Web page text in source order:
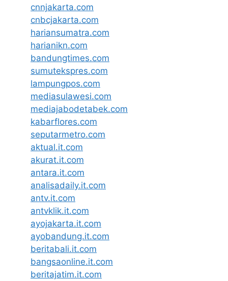
cnnjakarta.com
cnbcjakarta.com
hariansumatra.com
harianikn.com
bandungtimes.com
sumutekspres.com
lampungpos.com
mediasulawesi.com
mediajabodetabek.com
kabarflores.com
seputarmetro.com
aktual.it.com
akurat.it.com
antara.it.com
analisadaily.it.com
antv.it.com
antvklik.it.com
ayojakarta.it.com
ayobandung.it.com
beritabali.it.com
bangsaonline.it.com
beritajatim.it.com